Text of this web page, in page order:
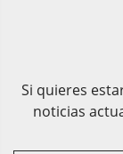
Si quieres
noticias